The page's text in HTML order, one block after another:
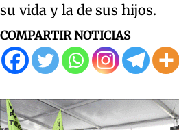
su vida y la de sus hijos.
COMPARTIR NOTICIAS